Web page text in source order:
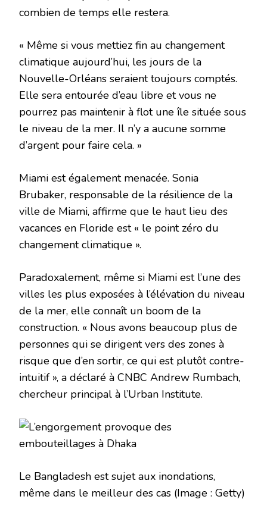
combien de temps elle restera.
« Même si vous mettiez fin au changement
climatique aujourd’hui, les jours de la
Nouvelle-Orléans seraient toujours comptés.
Elle sera entourée d’eau libre et vous ne
pourrez pas maintenir à flot une île située sous
le niveau de la mer. Il n’y a aucune somme
d’argent pour faire cela. »
Miami est également menacée. Sonia
Brubaker, responsable de la résilience de la
ville de Miami, affirme que le haut lieu des
vacances en Floride est « le point zéro du
changement climatique ».
Paradoxalement, même si Miami est l’une des
villes les plus exposées à l’élévation du niveau
de la mer, elle connaît un boom de la
construction. « Nous avons beaucoup plus de
personnes qui se dirigent vers des zones à
risque que d’en sortir, ce qui est plutôt contre-
intuitif », a déclaré à CNBC Andrew Rumbach,
chercheur principal à l’Urban Institute.
Le Bangladesh est sujet aux inondations,
même dans le meilleur des cas (Image : Getty)